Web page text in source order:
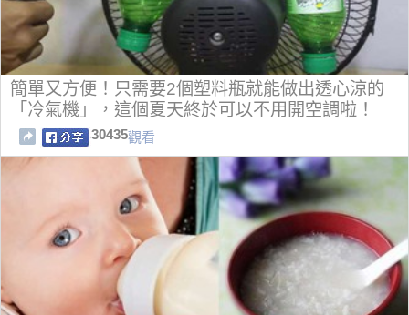
簡單又方便！只需要2個塑料瓶就能做出透心涼的
「冷氣機」，這個夏天終於可以不用開空調啦！
30435觀看